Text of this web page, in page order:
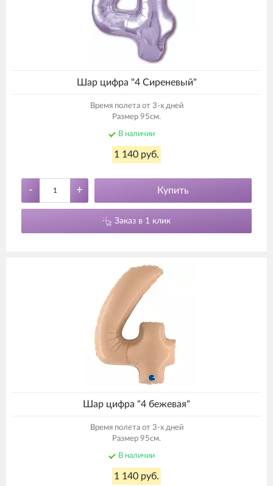
Шар цифра "4 Сиреневый"
Время полета от 3-х дней
Размер 95см.
В наличии
1 140 руб.
- + Купить
Заказ в 1 клик
Шар цифра "4 бежевая"
Время полета от 3-х дней
Размер 95см.
В наличии
1 140 руб.